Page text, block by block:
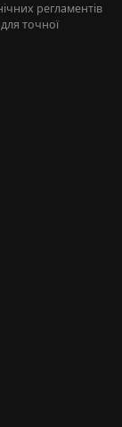
регламентів
точної